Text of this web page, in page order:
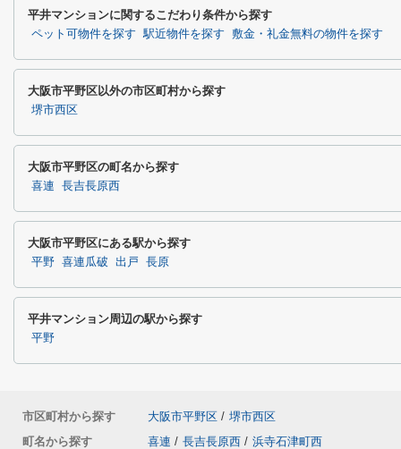
平井マンションに関するこだわり条件から探す
ペット可物件を探す 駅近物件を探す 敷金・礼金無料の物件を探す
大阪市平野区以外の市区町村から探す
堺市西区
大阪市平野区の町名から探す
喜連 長吉長原西
大阪市平野区にある駅から探す
平野 喜連瓜破 出戸 長原
平井マンション周辺の駅から探す
平野
市区町村から探す 大阪市平野区 / 堺市西区
町名から探す
喜連 / 長吉長原西 / 浜寺石津町西